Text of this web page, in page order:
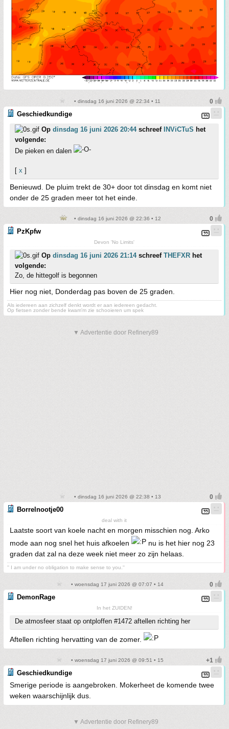
• dinsdag 16 juni 2026 @ 22:34 • 11
Geschiedkundige
Op dinsdag 16 juni 2026 20:44schreef INViCTuS het
volgende:
De pieken en dalen
[ x ]
Benieuwd. De pluim trekt de 30+ door tot dinsdag en komt niet
onder de 25 graden meer tot het einde.
• dinsdag 16 juni 2026 @ 22:36 • 12
PzKpfw
Devon 'No Limits'
Op dinsdag 16 juni 2026 21:14schreef THEFXR het
volgende:
Zo, de hittegolf is begonnen
Hier nog niet, Donderdag pas boven de 25 graden.
Als iedereen aan zichzelf denkt wordt er aan iedereen gedacht.
Op fietsen zonder bende kwam'm zie schooieren um spek
▼ Advertentie door Refinery89
• dinsdag 16 juni 2026 @ 22:38 • 13
Borrelnootje00
deal with it
Laatste soort van koele nacht en morgen misschien nog. Arko
mode aan nog snel het huis afkoelen
nu is het hier nog 23
graden dat zal na deze week niet meer zo zijn helaas.
'' I am under no obligation to make sense to you.''
• woensdag 17 juni 2026 @ 07:07 • 14
DemonRage
In het ZUIDEN!
De atmosfeer staat op ontploffen #1472 aftellen richting her
Aftellen richting hervatting van de zomer.
• woensdag 17 juni 2026 @ 09:51 • 15
Geschiedkundige
Smerige periode is aangebroken. Mokerheet de komende twee
weken waarschijnlijk dus.
▼ Advertentie door Refinery89